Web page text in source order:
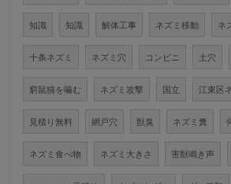
知識 知識 解体工事 ネズミ移動 ネ
十条ネズミ ネズミ穴 コンビニ 土穴
窮鼠猫を噛む ネズミ攻撃 国立 江東区
見積り無料 網戸穴 獣臭 ネズミ糞
ネズミ食べ物 ネズミ大きさ 害獣鳴き声